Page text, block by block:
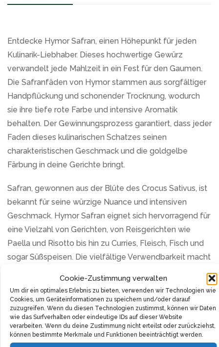
Cookie-Zustimmung verwalten
Um dir ein optimales Erlebnis zu bieten, verwenden wir Technologien wie
Cookies, um Geräteinformationen zu speichern und/oder darauf
zuzugreifen. Wenn du diesen Technologien zustimmst, können wir Daten
wie das Surfverhalten oder eindeutige IDs auf dieser Website
verarbeiten. Wenn du deine Zustimmung nicht erteilst oder zurückziehst,
können bestimmte Merkmale und Funktionen beeinträchtigt werden.
Entdecke Hymor Safran, einen Höhepunkt für jeden
Kulinarik-Liebhaber. Dieses hochwertige Gewürz
verwandelt jede Mahlzeit in ein Fest für den Gaumen.
Die Safranfäden von Hymor stammen aus sorgfältiger
Handpflückung und schonender Trocknung, wodurch
sie ihre tiefe rote Farbe und intensive Aromatik
behalten. Der Gewinnungsprozess garantiert, dass jeder
Faden dieses kulinarischen Schatzes seinen
charakteristischen Geschmack und die goldgelbe
Färbung in deine Gerichte bringt.
Safran, gewonnen aus der Blüte des Crocus Sativus, ist
bekannt für seine würzige Nuance und intensiven
Geschmack. Hymor Safran eignet sich hervorragend für
eine Vielzahl von Gerichten, von Reisgerichten wie
Paella und Risotto bis hin zu Curries, Fleisch, Fisch und
sogar Süßspeisen. Die vielfältige Verwendbarkeit macht
Dabei legt Hymor besonderen Wert auf Gesundheit
und Nachhaltigkeit. Das Produkt ist vegan, vegetarisch,
glutenfrei, laktosefrei und kommt ohne jegliche
Zusatzstoffe aus, was es zu einer reinen, unverfälschten